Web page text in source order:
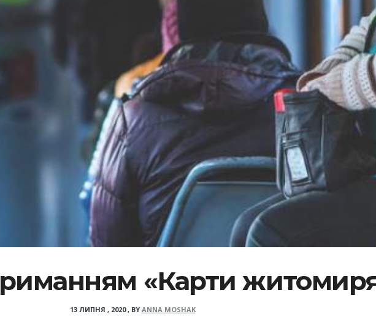
«Карти
13 ЛИПНЯ , 2020, BY ANNA MOSHAK